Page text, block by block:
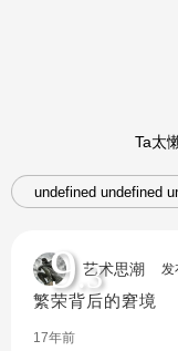
Ta太
艺术思潮 发
繁荣背后的窘境
9.3
17年前